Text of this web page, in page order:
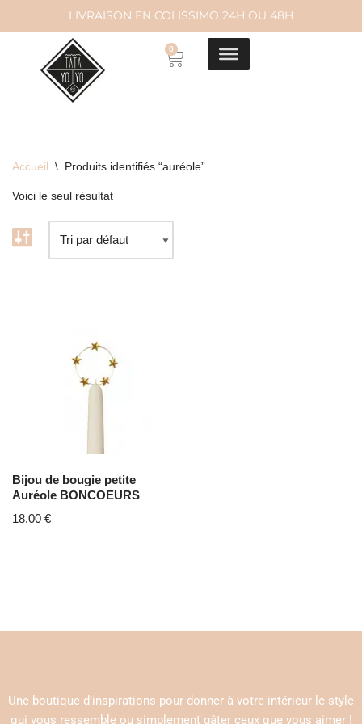
contenu
LIVRAISON EN COLISSIMO 24H OU 48H
0
Accueil \ Produits identifiés “auréole”
Voici le seul résultat
Bijou de bougie petite
Auréole BONCOEURS
18,00 €
Une boutique d’inspirations pour donner à votre intérieur le style
qui vous ressemble ou simplement gâter ceux que vous aimer !